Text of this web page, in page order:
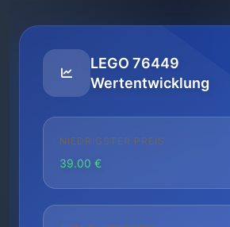
LEGO 76449
Wertentwicklung
NIEDRIGSTER PREIS
39.00 €